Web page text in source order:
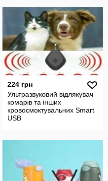
224 грн
Ультразвуковий відлякувач
комарів та інших
кровосмоктувальних Smart
USB